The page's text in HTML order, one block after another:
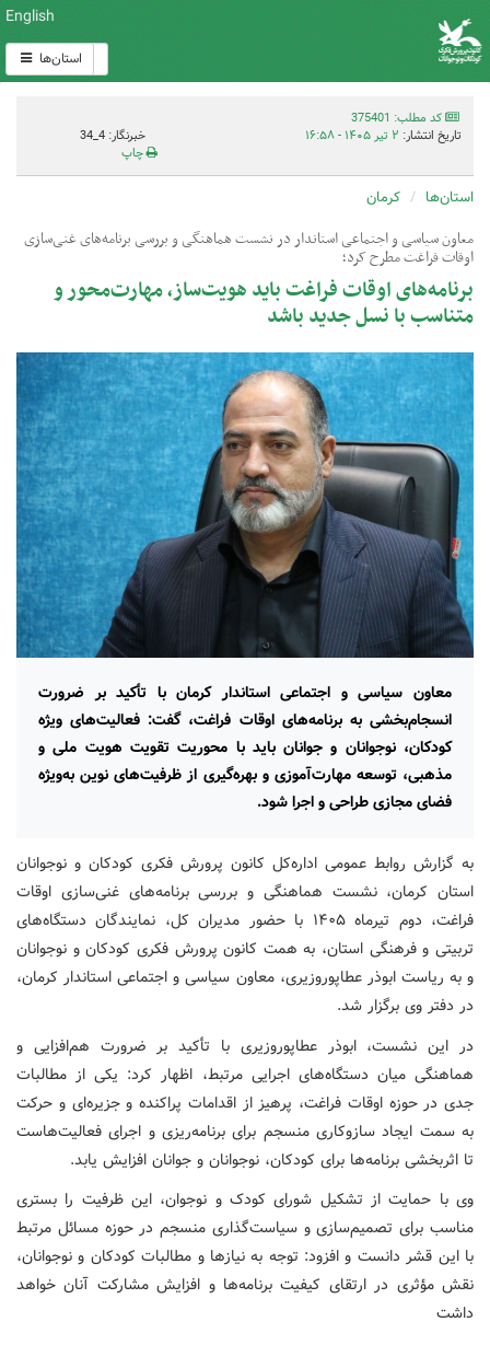
English
استان‌ها
کد مطلب: 375401
تاریخ انتشار: ۲ تیر ۱۴۰۵ - ۱۶:۵۸
خبرنگار: 4_34
چاپ
استان‌ها کرمان
معاون سیاسی و اجتماعی استاندار در نشست هماهنگی و بررسی برنامه‌های غنی‌سازی
اوقات فراغت مطرح کرد؛
برنامه‌های اوقات فراغت باید هویت‌ساز، مهارت‌محور و
متناسب با نسل جدید باشد
معاون سیاسی و اجتماعی استاندار کرمان با تأکید بر ضرورت
انسجام‌بخشی به برنامه‌های اوقات فراغت، گفت: فعالیت‌های ویژه
کودکان، نوجوانان و جوانان باید با محوریت تقویت هویت ملی و
مذهبی، توسعه مهارت‌آموزی و بهره‌گیری از ظرفیت‌های نوین به‌ویژه
فضای مجازی طراحی و اجرا شود.
به گزارش روابط عمومی اداره‌کل کانون پرورش فکری کودکان و نوجوانان
استان کرمان، نشست هماهنگی و بررسی برنامه‌های غنی‌سازی اوقات
فراغت، دوم تیرماه ۱۴۰۵ با حضور مدیران کل، نمایندگان دستگاه‌های
تربیتی و فرهنگی استان، به همت کانون پرورش فکری کودکان و نوجوانان
و به ریاست ابوذر عطاپوروزیری، معاون سیاسی و اجتماعی استاندار کرمان،
در دفتر وی برگزار شد.
در این نشست، ابوذر عطاپوروزیری با تأکید بر ضرورت هم‌افزایی و
هماهنگی میان دستگاه‌های اجرایی مرتبط، اظهار کرد: یکی از مطالبات
جدی در حوزه اوقات فراغت، پرهیز از اقدامات پراکنده و جزیره‌ای و حرکت
به سمت ایجاد سازوکاری منسجم برای برنامه‌ریزی و اجرای فعالیت‌هاست
تا اثربخشی برنامه‌ها برای کودکان، نوجوانان و جوانان افزایش یابد.
وی با حمایت از تشکیل شورای کودک و نوجوان، این ظرفیت را بستری
مناسب برای تصمیم‌سازی و سیاست‌گذاری منسجم در حوزه مسائل مرتبط
با این قشر دانست و افزود: توجه به نیازها و مطالبات کودکان و نوجوانان،
نقش مؤثری در ارتقای کیفیت برنامه‌ها و افزایش مشارکت آنان خواهد
داشت